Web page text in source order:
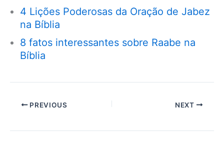
4 Lições Poderosas da Oração de Jabez
na Bíblia
8 fatos interessantes sobre Raabe na
Bíblia
PREVIOUS NEXT